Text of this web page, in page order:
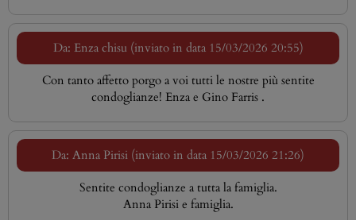
Da: Enza chisu (inviato in data 15/03/2026 20:55)
Con tanto affetto porgo a voi tutti le nostre più sentite
condoglianze! Enza e Gino Farris .
Da: Anna Pirisi (inviato in data 15/03/2026 21:26)
Sentite condoglianze a tutta la famiglia.
Anna Pirisi e famiglia.